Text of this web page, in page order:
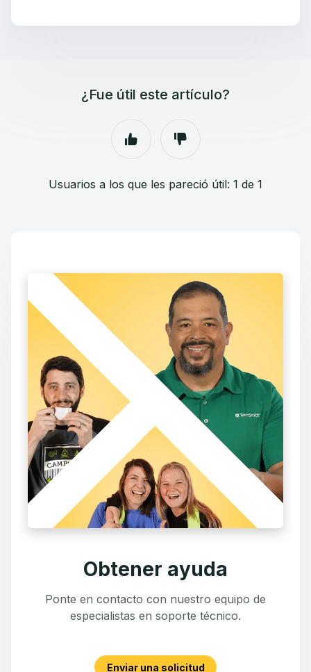
¿Fue útil este artículo?
Usuarios a los que les pareció útil: 1 de 1
Obtener ayuda
Ponte en contacto con nuestro equipo de
especialistas en soporte técnico.
Enviar una solicitud